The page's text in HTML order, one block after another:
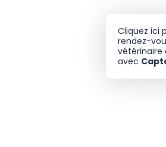
Cliquez ici
rendez-
vétérinaire
avec